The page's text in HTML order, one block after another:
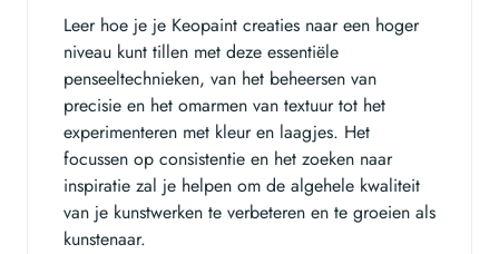
Leer hoe je je Keopaint creaties naar een hoger
niveau kunt tillen met deze essentiële
penseeltechnieken, van het beheersen van
precisie en het omarmen van textuur tot het
experimenteren met kleur en laagjes. Het
focussen op consistentie en het zoeken naar
inspiratie zal je helpen om de algehele kwaliteit
van je kunstwerken te verbeteren en te groeien als
kunstenaar.